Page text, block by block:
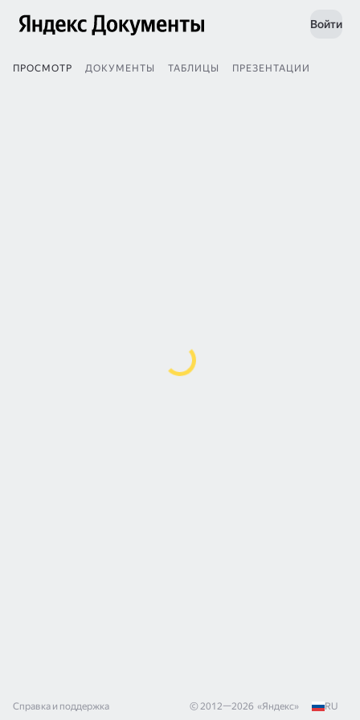
Войти
ПРОСМОТР ДОКУМЕНТЫ ТАБЛИЦЫ ПРЕЗЕНТАЦИИ
Справка и поддержка © 2012—2026 «Яндекс» RU